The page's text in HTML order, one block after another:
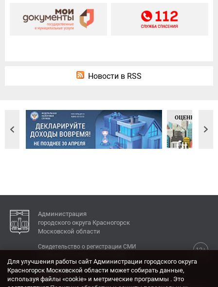
Новости в RSS
Администрация
городского округа Красногорск
Московской области
12+
Свидетельство о регистрации СМИ
КОНТАКТЫ
Для улучшения работы сайт Администрации городского округа
Красногорск Московской области может собирать данные,
используя файлы «cookie» и метрические программы . Это